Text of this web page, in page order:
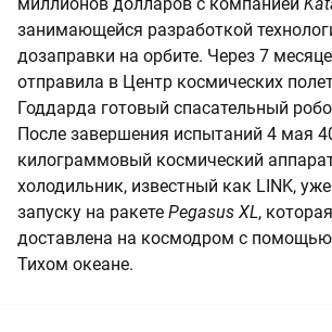
занимающейся разработкой
дозаправки на орбите. Через 7
отправила в Центр космических
Годдарда готовый спасательный
После завершения испытаний 4 мая
килограммовый космический
холодильник, известный как LINK,
запуску на ракете Pegasus XL,
доставлена на космодром с
Тихом океане.